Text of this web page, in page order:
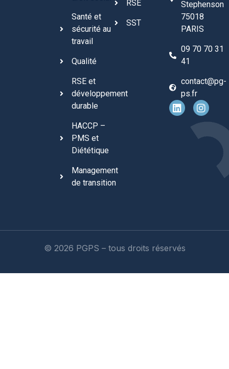
Santé et
sécurité au
travail
Qualité
RSE et
développement
durable
HACCP –
PMS et
Diététique
Management
de transition
RSE
SST
Stephenson
75018
PARIS
09 70 70 31
41
contact@pg-
ps.fr
© 2026 PGPS – tous droits réservés